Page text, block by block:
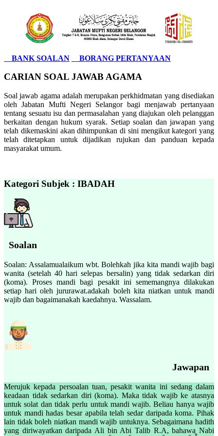
BANK SOALAN BORANG PERTANYAAN
CARIAN SOAL JAWAB AGAMA
Soal jawab agama adalah merupakan perkhidmatan yang disediakan
oleh Jabatan Mufti Negeri Selangor bagi menjawab pertanyaan
tentang sesuatu isu dan permasalahan yang diajukan oleh pelanggan
berkaitan dengan hukum syarak. Setiap soalan dan jawapan yang
telah dikemaskini akan dihimpunkan di sini mengikut kategori yang
telah ditetapkan untuk dijadikan rujukan dan panduan kepada
masyarakat umum.
Kategori Subjek : IBADAH
Soalan
Soalan: Assalamualaikum wbt. Bolehkah jika kita mandi wajib bagi
wanita (setelah 40 hari selepas bersalin) yang tidak sedarkan diri
(koma). Proses mandi bagi pesakit ini sememangnya dilakukan
setiap hari oleh jururawat.adakah boleh kita niatkan untuk mandi
wajib dan bagaimanakah kaedahnya. Wassalam.
Jawapan
Merujuk kepada persoalan tuan, pesakit wanita ini sedang dalam
keadaan tidak sedarkan diri (koma). Maka tidak wajib ke atasnya
untuk solat dan tidak perlu untuk mandi wajib. Beliau hanya wajib
untuk mandi hadas besar apabila telah sedar daripada koma. Pihak
lain tidak boleh niatkan mandi wajib untuknya. Sebagaimana hadith
yang diriwayatkan daripada Ali bin Abi Talib R.A, bahawa Nabi